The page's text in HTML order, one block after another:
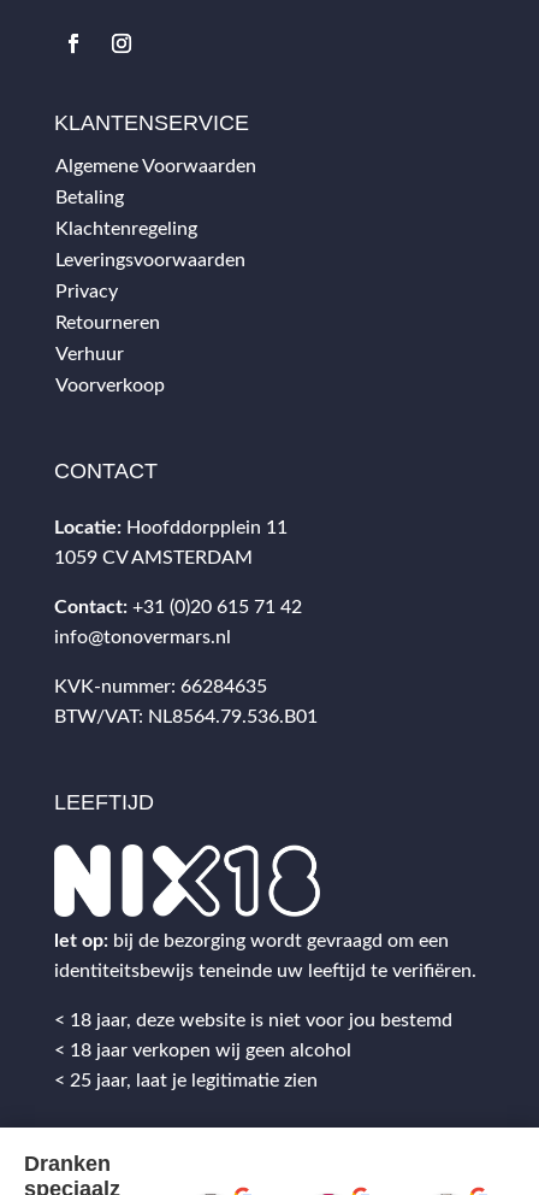
KLANTENSERVICE
Algemene Voorwaarden
Betaling
Klachtenregeling
Leveringsvoorwaarden
Privacy
Retourneren
Verhuur
Voorverkoop
CONTACT
Locatie: Hoofddorpplein 11
1059 CV AMSTERDAM
Contact: +31 (0)20 615 71 42
info@tonovermars.nl
KVK-nummer: 66284635
BTW/VAT: NL8564.79.536.B01
LEEFTIJD
let op: bij de bezorging wordt gevraagd om een
identiteitsbewijs teneinde uw leeftijd te verifiëren.
< 18 jaar, deze website is niet voor jou bestemd
< 18 jaar verkopen wij geen alcohol
< 25 jaar, laat je legitimatie zien
Dranken
speciaalz